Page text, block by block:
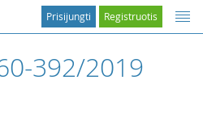
Registruotis
Prisijungti
392/2019